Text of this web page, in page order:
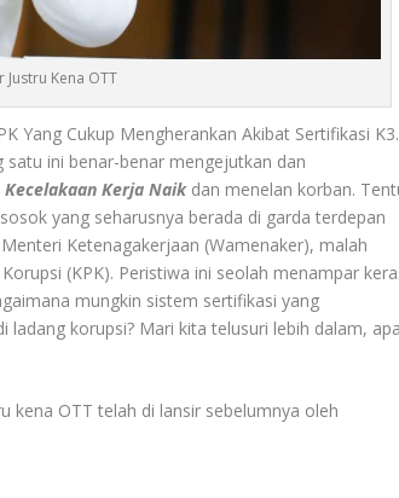
Justru Kena OTT
Yang Cukup Mengherankan Akibat Sertifikasi K3.
ini benar-benar mengejutkan dan
Kecelakaan Kerja Naikdan menelan korban.
yang seharusnya berada di garda terdepan
Ketenagakerjaan (Wamenaker), malah
(KPK). Peristiwa ini seolah menampar
mungkin sistem sertifikasi yang
korupsi? Mari kita telusuri lebih dalam, apa
kena OTT telah di lansir sebelumnya oleh